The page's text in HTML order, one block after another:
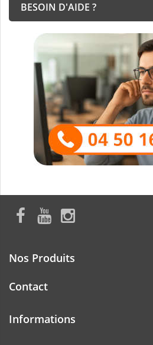
BESOIN D'AIDE ?
Nos Produits
Contact
Informations